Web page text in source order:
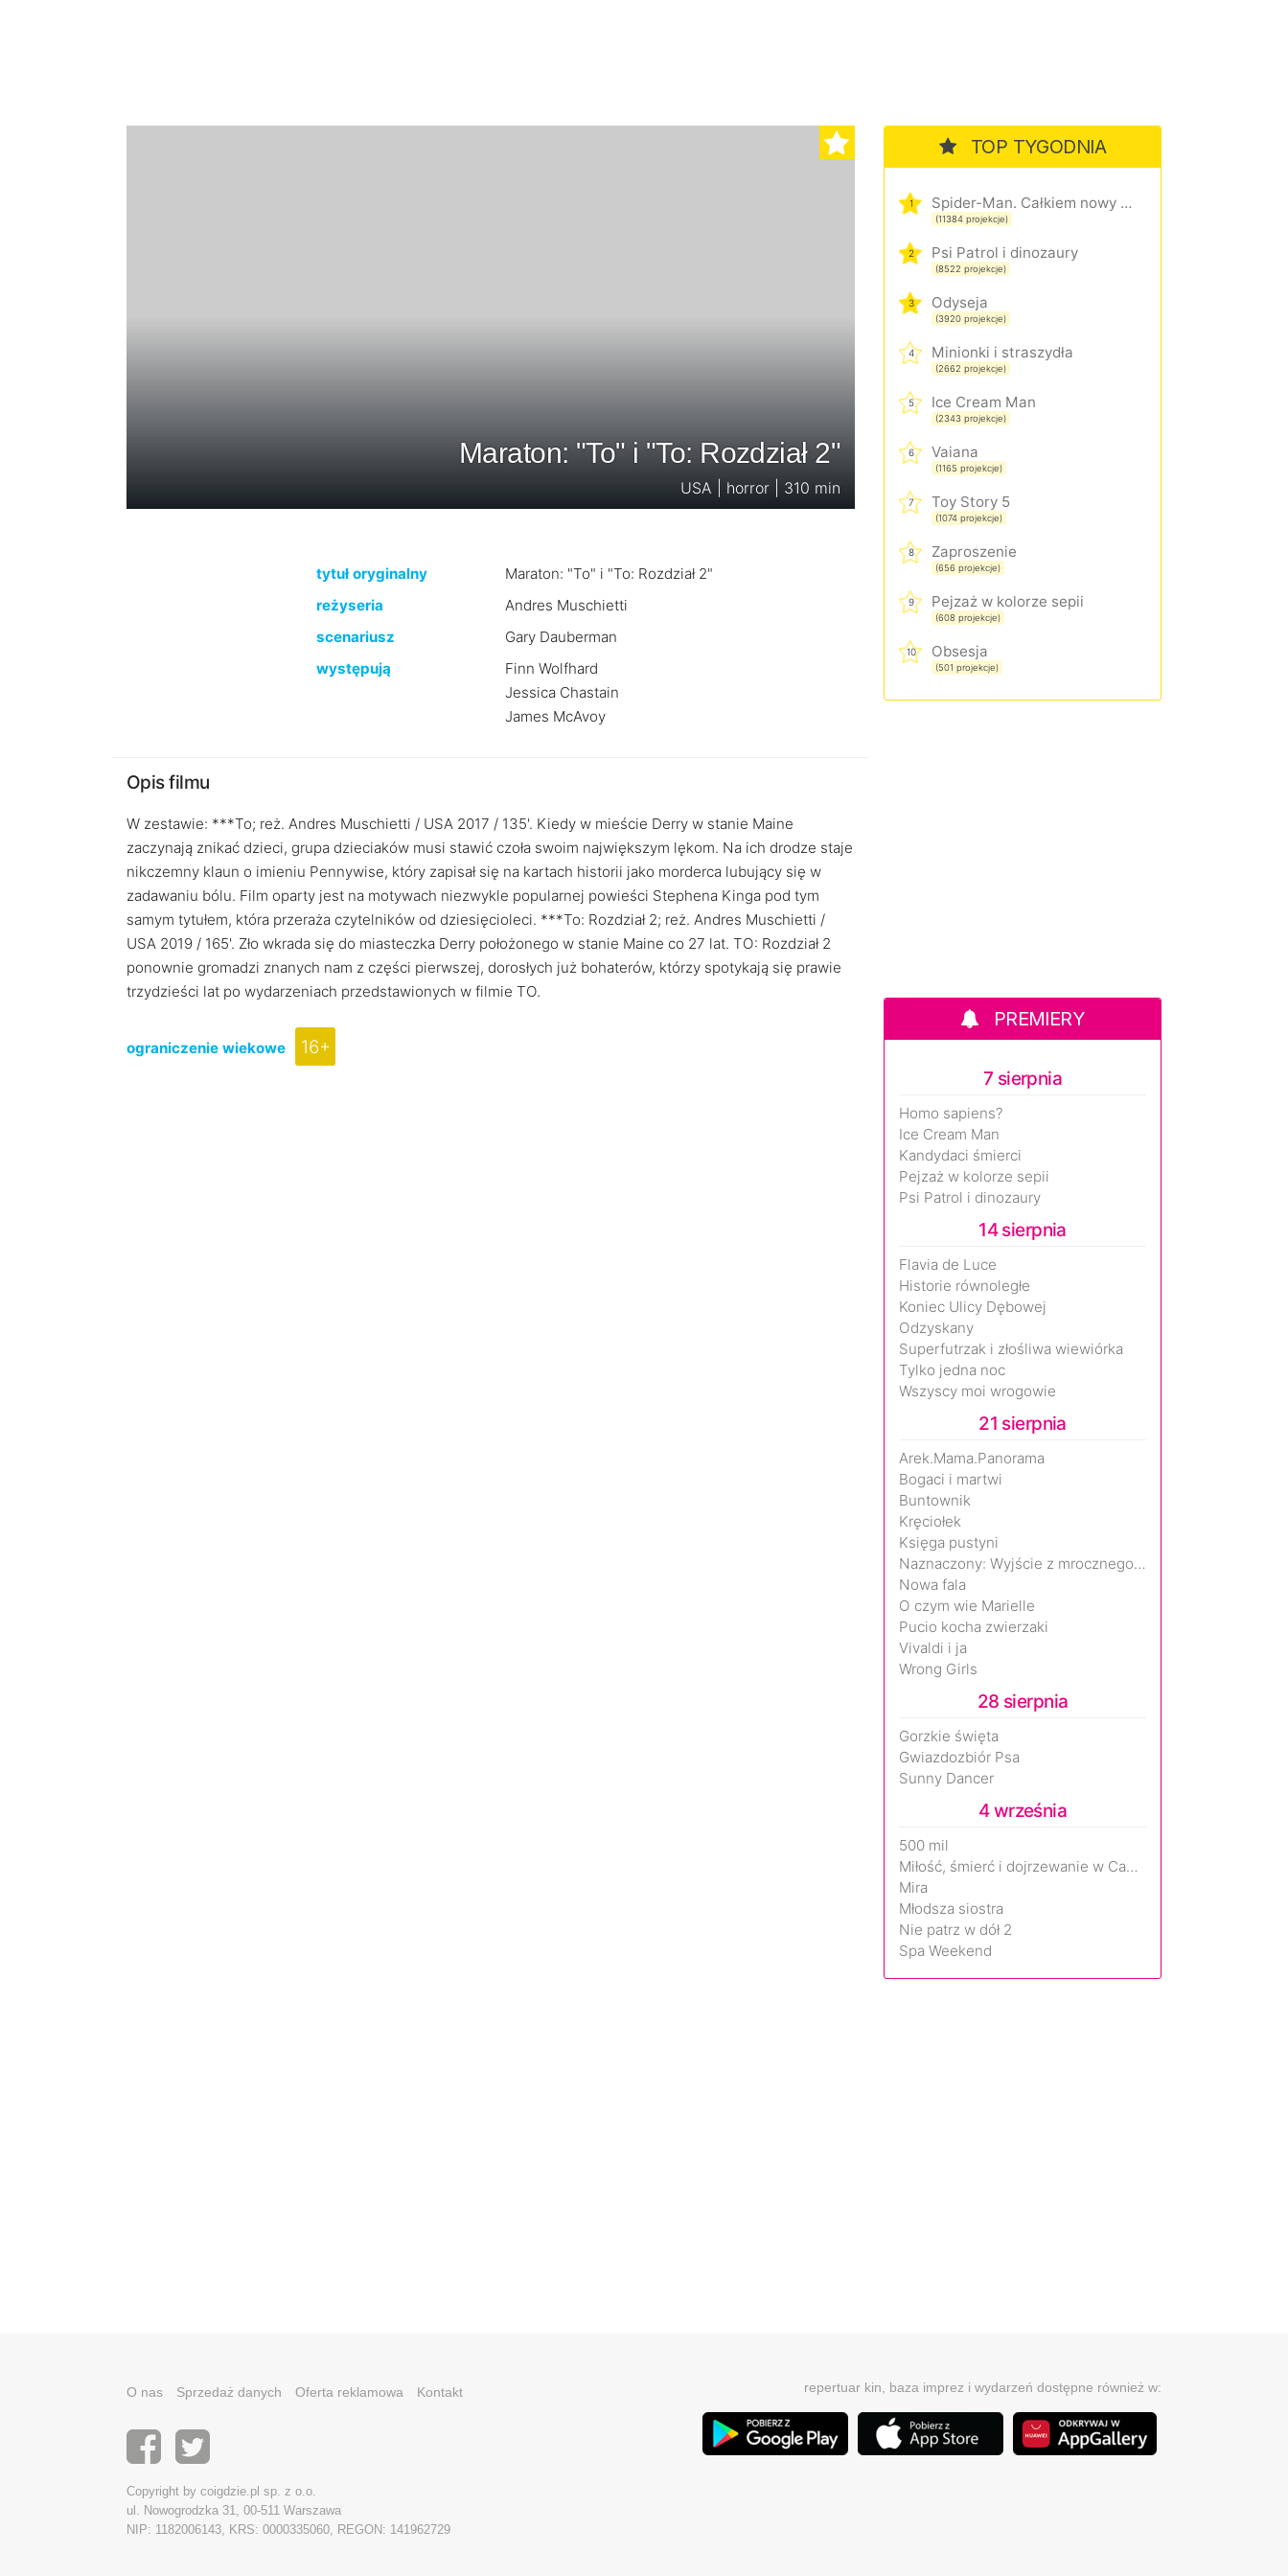
Maraton: "To" i "To: Rozdział 2"
USA | horror | 310 min
tytuł oryginalny
Maraton: "To" i "To: Rozdział 2"
reżyseria
Andres Muschietti
scenariusz
Gary Dauberman
występują
Finn Wolfhard
Jessica Chastain
James McAvoy
Opis filmu
W zestawie: ***To; reż. Andres Muschietti / USA 2017 / 135'. Kiedy w mieście Derry w stanie Maine
zaczynają znikać dzieci, grupa dzieciaków musi stawić czoła swoim największym lękom. Na ich drodze staje
nikczemny klaun o imieniu Pennywise, który zapisał się na kartach historii jako morderca lubujący się w
zadawaniu bólu. Film oparty jest na motywach niezwykle popularnej powieści Stephena Kinga pod tym
samym tytułem, która przeraża czytelników od dziesięcioleci. ***To: Rozdział 2; reż. Andres Muschietti /
USA 2019 / 165'. Zło wkrada się do miasteczka Derry położonego w stanie Maine co 27 lat. TO: Rozdział 2
ponownie gromadzi znanych nam z części pierwszej, dorosłych już bohaterów, którzy spotykają się prawie
trzydzieści lat po wydarzeniach przedstawionych w filmie TO.
ograniczenie wiekowe 16+
TOP TYGODNIA
1 Spider-Man. Całkiem nowy dzień
(11384 projekcje)
2 Psi Patrol i dinozaury
(8522 projekcje)
3 Odyseja
(3920 projekcje)
4 Minionki i straszydła
(2662 projekcje)
5 Ice Cream Man
(2343 projekcje)
6 Vaiana
(1165 projekcje)
7 Toy Story 5
(1074 projekcje)
8 Zaproszenie
(656 projekcje)
9 Pejzaż w kolorze sepii
(608 projekcje)
10 Obsesja
(501 projekcje)
PREMIERY
7 sierpnia
Homo sapiens?
Ice Cream Man
Kandydaci śmierci
Pejzaż w kolorze sepii
Psi Patrol i dinozaury
14 sierpnia
Flavia de Luce
Historie równoległe
Koniec Ulicy Dębowej
Odzyskany
Superfutrzak i złośliwa wiewiórka
Tylko jedna noc
Wszyscy moi wrogowie
21 sierpnia
Arek.Mama.Panorama
Bogaci i martwi
Buntownik
Kręciołek
Księga pustyni
Naznaczony: Wyjście z mrocznego wymiaru
Nowa fala
O czym wie Marielle
Pucio kocha zwierzaki
Vivaldi i ja
Wrong Girls
28 sierpnia
Gorzkie święta
Gwiazdozbiór Psa
Sunny Dancer
4 września
500 mil
Miłość, śmierć i dojrzewanie w Camp Miasma
Mira
Młodsza siostra
Nie patrz w dół 2
Spa Weekend
O nas Sprzedaż danych Oferta reklamowa Kontakt
Copyright by coigdzie.pl sp. z o.o.
ul. Nowogrodzka 31, 00-511 Warszawa
NIP: 1182006143, KRS: 0000335060, REGON: 141962729
repertuar kin, baza imprez i wydarzeń dostępne również w: